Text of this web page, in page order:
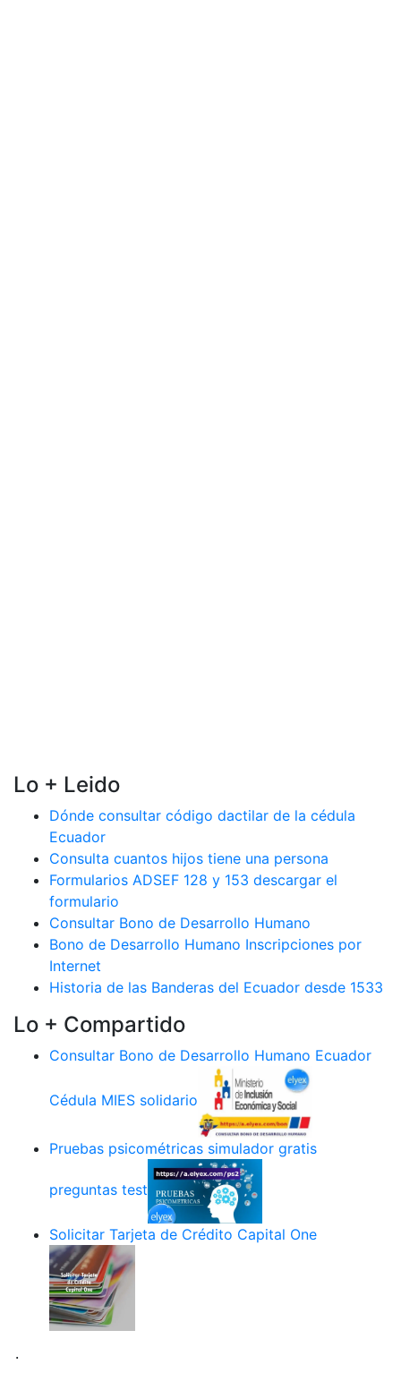
Lo + Leido
Dónde consultar código dactilar de la cédula
Ecuador
Consulta cuantos hijos tiene una persona
Formularios ADSEF 128 y 153 descargar el
formulario
Consultar Bono de Desarrollo Humano
Bono de Desarrollo Humano Inscripciones por
Internet
Historia de las Banderas del Ecuador desde 1533
Lo + Compartido
Consultar Bono de Desarrollo Humano Ecuador
Cédula MIES solidario
Pruebas psicométricas simulador gratis
preguntas test
Solicitar Tarjeta de Crédito Capital One
.